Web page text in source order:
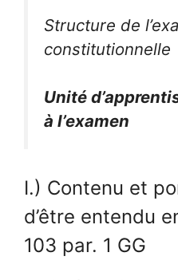
Structure de
constitutionnelle
Unité
à l’examen
I.) Contenu et
d’être entendu
103 par. 1 GG